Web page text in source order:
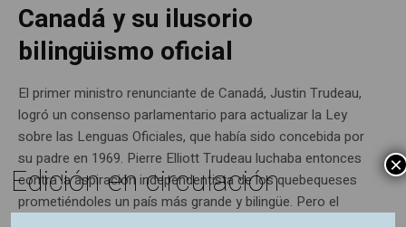
Canadá y su ilusorio
bilingüismo oficial
El primer ministro renunciante de Canadá, Justin Trudeau,
logró un consenso parlamentario para actualizar la Ley
sobre las Lenguas Oficiales, que había sido concebida por
su padre en 1969. Pierre Elliott Trudeau luchaba entonces
contra la aspiración independentista de los quebequeses
prometiéndoles un país más grande y bilingüe. Pero el
Edición en circulación ×